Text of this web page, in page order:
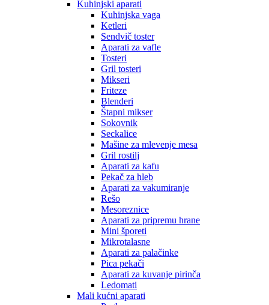
Kuhinjski aparati
Kuhinjska vaga
Ketleri
Sendvič toster
Aparati za vafle
Tosteri
Gril tosteri
Mikseri
Friteze
Blenderi
Štapni mikser
Sokovnik
Seckalice
Mašine za mlevenje mesa
Gril rostilj
Aparati za kafu
Pekač za hleb
Aparati za vakumiranje
Rešo
Mesoreznice
Aparati za pripremu hrane
Mini šporeti
Mikrotalasne
Aparati za palačinke
Pica pekači
Aparati za kuvanje pirinča
Ledomati
Mali kućni aparati